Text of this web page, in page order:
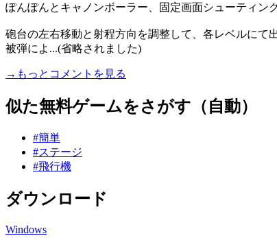
ぽんぽんとキャノンボーラー、固定画面シューティン
砲台の左右移動と射程方向を調整して、各レベルにて
被弾によ...(省略されました)
→もっとコメントを見る
似た無料ゲームをさがす（自動）
#簡単
#ステージ
#飛行機
ダウンロード
Windows